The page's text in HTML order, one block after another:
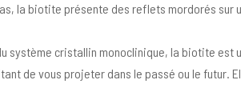
la biotite présente des reflets mordorés sur
système cristallin monoclinique, la biotite est
de vous projeter dans le passé ou le futur.